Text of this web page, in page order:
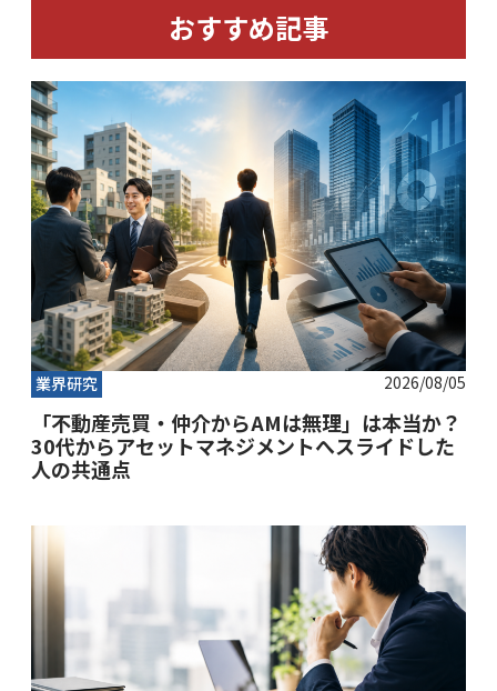
おすすめ記事
業界研究 2026/08/05
「不動産売買・仲介からAMは無理」は本当か？
30代からアセットマネジメントへスライドした
人の共通点